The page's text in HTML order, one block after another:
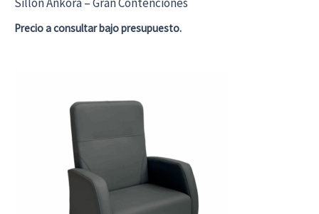
producto
Sillón Ankora – Gran Contenciones
Precio a consultar bajo presupuesto.